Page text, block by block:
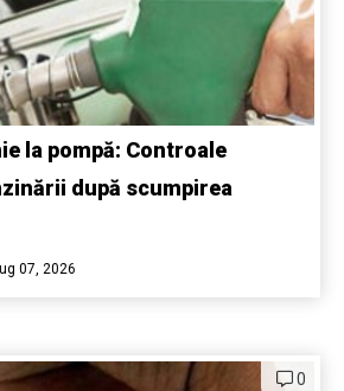
la pompă: Controale
după scumpirea
07, 2026
0